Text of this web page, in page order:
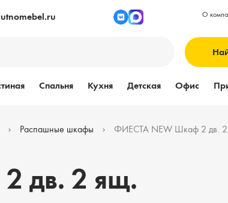
О
Спальня Кухня Детская Офис
Распашные шкафы ФИЕСТА NEW Шкаф 2 дв.
дв. 2 ящ.